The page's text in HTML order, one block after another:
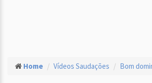
Home Vídeos Saudações Bom